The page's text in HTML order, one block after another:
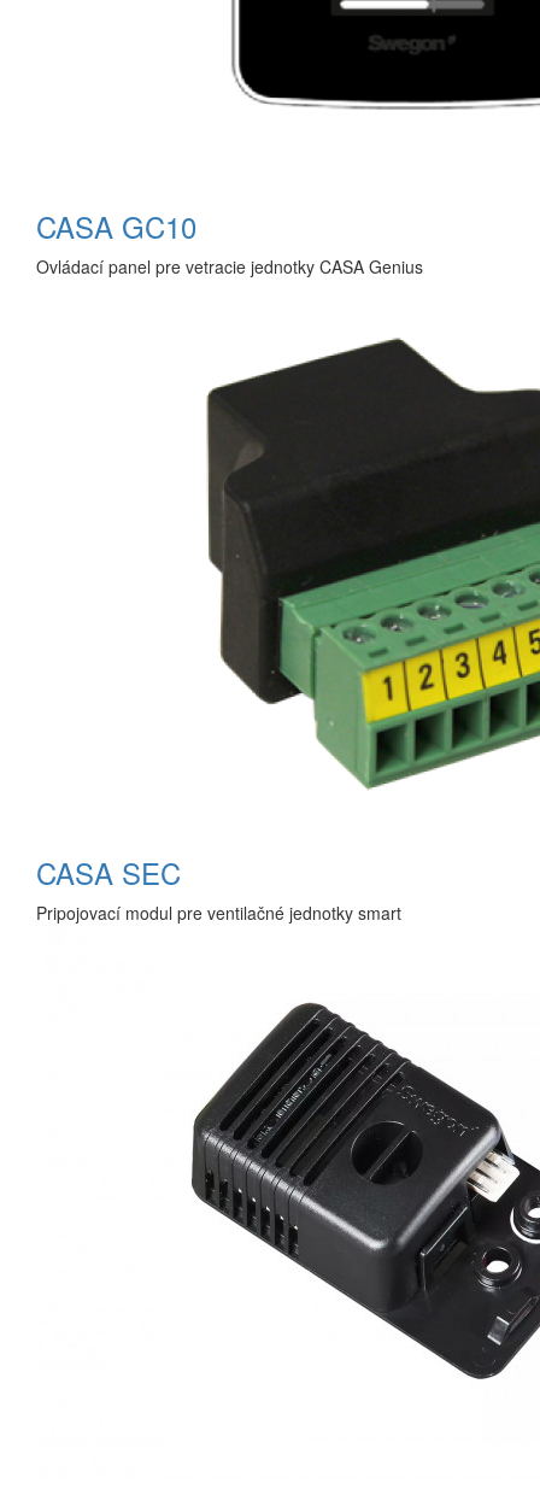
CASA GC10
Ovládací panel pre vetracie jednotky CASA Genius
CASA SEC
Pripojovací modul pre ventilačné jednotky smart